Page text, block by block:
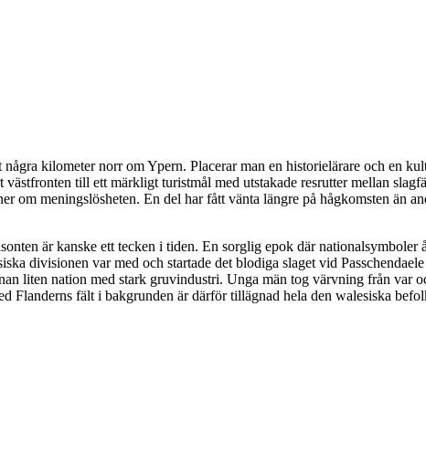
kilometer norr om Ypern. Placerar man en historielärare och en
till ett märkligt turistmål med utstakade resrutter mellan
meningslösheten. En del har fått vänta längre på hågkomsten än
är kanske ett tecken i tiden. En sorglig epok där nationalsymboler
divisionen var med och startade det blodiga slaget vid
liten nation med stark gruvindustri. Unga män tog värvning från var
Flanderns fält i bakgrunden är därför tillägnad hela den walesiska